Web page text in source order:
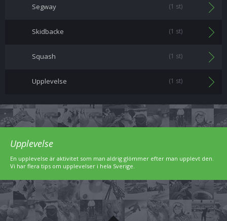
Segway (1 st)
Skidbacke (1 st)
Squash (1 st)
Upplevelse (1 st)
Upplevelse
En upplevelse är aktivitet som man aldrig glömmer efter man upplevt den.
Vi har flera tips om upplevelser i hela Sverige.